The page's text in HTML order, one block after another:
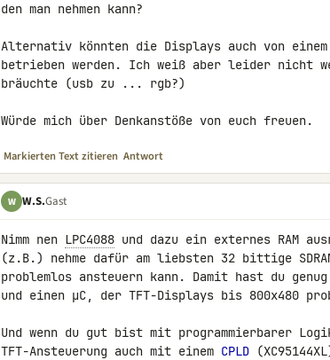
den man nehmen kann?
Alternativ könnten die Displays auch von einem
betrieben werden. Ich weiß aber leider nicht
bräuchte (usb zu ... rgb?)
Würde mich über Denkanstöße von euch freuen.
Markierten Text zitieren Antwort
W W.S.Gast
Nimm nen LPC4088 und dazu ein externes RAM
(z.B.) nehme dafür am liebsten 32 bittige
problemlos ansteuern kann. Damit hast du genug
und einen µC, der TFT-Displays bis 800x480
Und wenn du gut bist mit programmierbarer
TFT-Ansteuerung auch mit einem CPLD